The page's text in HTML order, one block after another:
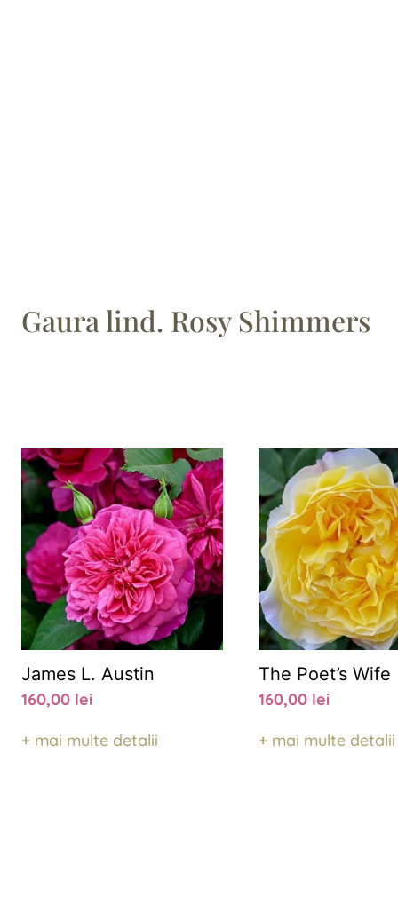
Gaura lind. Rosy Shimmers
James L. Austin
160,00 lei
+ mai multe detalii
The Poet’s Wife
160,00 lei
+ mai multe detalii